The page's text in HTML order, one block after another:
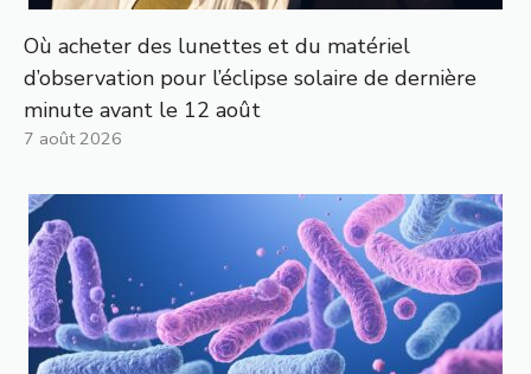
Où acheter des lunettes et du matériel
d’observation pour l’éclipse solaire de dernière
minute avant le 12 août
7 août 2026